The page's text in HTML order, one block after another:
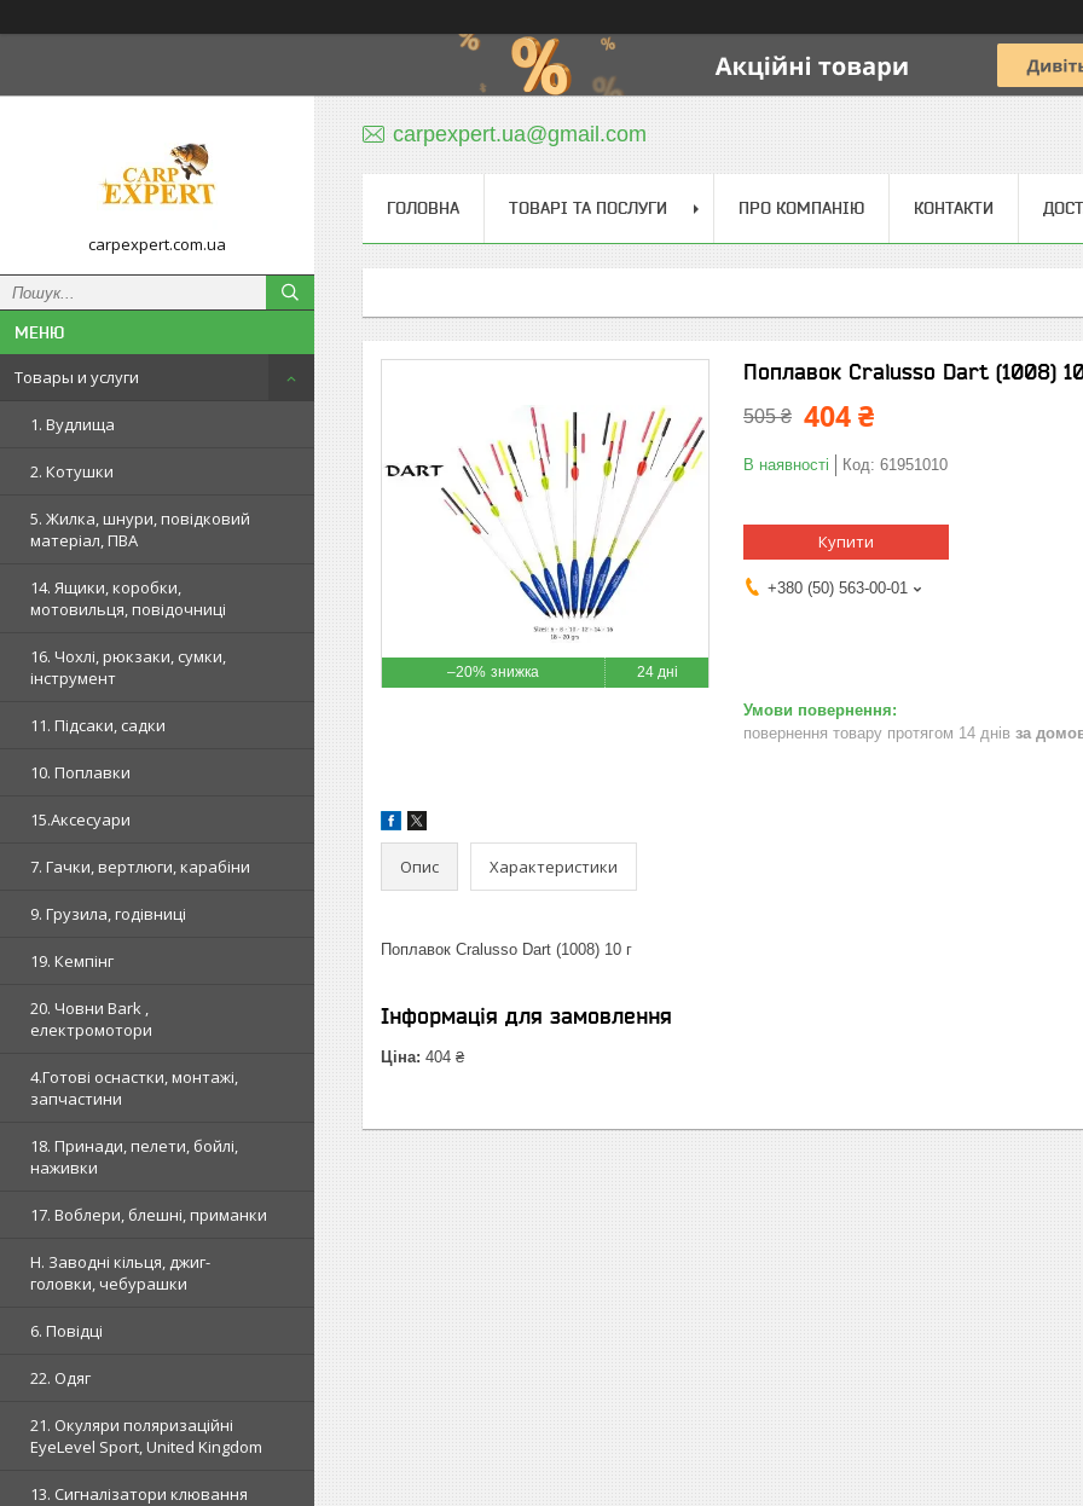
carpexpert.com.ua
Товары и услуги
1. Вудлища
2. Котушки
5. Жилка, шнури, повідковий
матеріал, ПВА
14. Ящики, коробки,
мотовильця, повідочниці
16. Чохлі, рюкзаки, сумки,
інструмент
11. Підсаки, садки
10. Поплавки
15.Аксесуари
7. Гачки, вертлюги, карабіни
9. Грузила, годівниці
19. Кемпінг
20. Човни Bark ,
електромотори
4.Готові оснастки, монтажі,
запчастини
18. Принади, пелети, бойлі,
наживки
17. Воблери, блешні, приманки
H. Заводні кільця, джиг-
головки, чебурашки
6. Повідці
22. Одяг
21. Окуляри поляризаційні
EyeLevel Sport, United Kingdom
13. Сигналізатори клювання
carpexpert.ua@gmail.com
ГОЛОВНА ТОВАРІ ТА ПОСЛУГИ ПРО КОМПАНІЮ КОНТАКТИ
–20% 24 дні
Поплавок Cralusso Dart (1008)
505 ₴ 404 ₴
В наявності Код: 61951010
Купити
+380 (50) 563-00-01
повернення товару протягом 14 днів за
Опис Характеристики
Поплавок Cralusso Dart (1008) 10 г
Інформація для замовлення
Ціна: 404 ₴